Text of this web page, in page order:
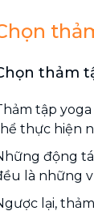
thảm
tập
thực hiện
động
là những
lại,